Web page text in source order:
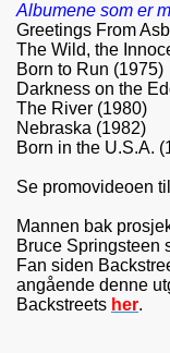
Albumene som er
Greetings From
The Wild, the
Born to Run (1975)
Darkness on the
The River (1980)
Nebraska (1982)
Born in the U.S.A.
Se promovideoen
Mannen bak
Bruce Springsteen
Fan siden
angående denne
Backstreets her.